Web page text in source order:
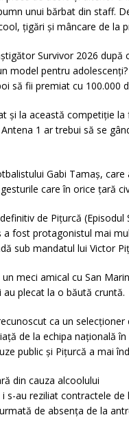
unui bărbat din staff.
țigări și mâncare de la
Survivor 2026
model pentru
să fii premiat cu 100.000
și la această competiție
1 ar trebui să se
Gabi Tamaș,
care în orice țară
de Pițurcă (Episodul
a fost protagonistul mai
sub mandatul lui Victor
meci amical cu San
plecat la o băută cruntă.
ca un
de la echipa națională
public și Pițurcă a mai
din cauza alcoolului
s-au reziliat contractele
de absența de la